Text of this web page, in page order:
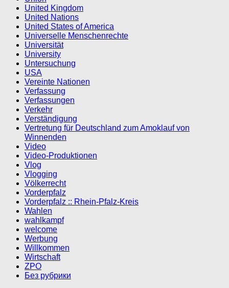
United Kingdom
United Nations
United States of America
Universelle Menschenrechte
Universität
University
Untersuchung
USA
Vereinte Nationen
Verfassung
Verfassungen
Verkehr
Verständigung
Vertretung für Deutschland zum Amoklauf von
Winnenden
Video
Video-Produktionen
Vlog
Vlogging
Völkerrecht
Vorderpfalz
Vorderpfalz :: Rhein-Pfalz-Kreis
Wahlen
wahlkampf
welcome
Werbung
Willkommen
Wirtschaft
ZPO
Без рубрики